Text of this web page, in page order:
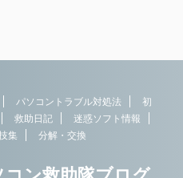
パソコントラブル対処法
初
救助日記
迷惑ソフト情報
集
分解・交換